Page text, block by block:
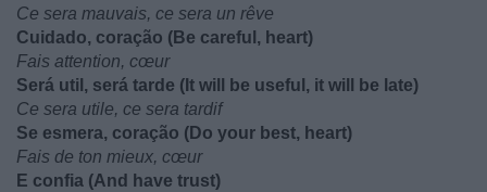
Ce sera mauvais, ce sera un rêve
Cuidado, coração (Be careful, heart)
Fais attention, cœur
Será util, será tarde (It will be useful, it will be late)
Ce sera utile, ce sera tardif
Se esmera, coração (Do your best, heart)
Fais de ton mieux, cœur
E confia (And have trust)